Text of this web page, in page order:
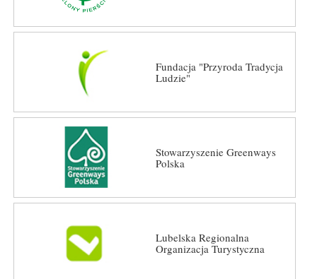
Fundacja "Przyroda Tradycja
Ludzie"
Stowarzyszenie Greenways
Polska
Lubelska Regionalna
Organizacja Turystyczna